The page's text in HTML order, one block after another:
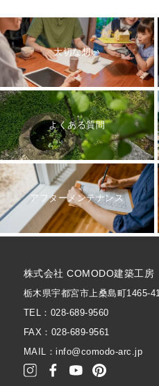
大切な想い
よくある質問
アフターメンテナンス
株式会社 COMODO建築工房
栃木県宇都宮市上桑島町1465-41
TEL：028-689-9560
FAX：028-689-9561
MAIL：info@comodo-arc.jp